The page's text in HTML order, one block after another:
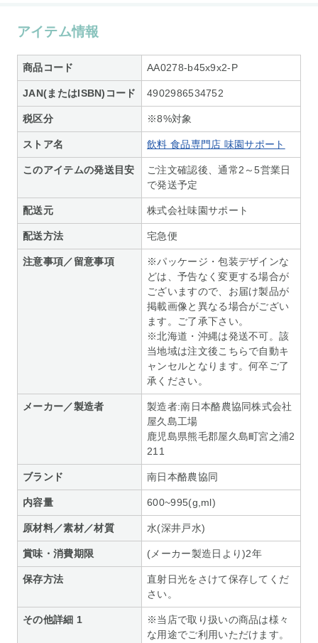
アイテム情報
商品コード AA0278-b45x9x2-P
JAN(またはISBN)コード 4902986534752
税区分 ※8%対象
ストア名 飲料 食品専門店 味園サポート
このアイテムの発送目安
ご注文確認後、通常2～5営業日
で発送予定
配送元 株式会社味園サポート
配送方法 宅急便
注意事項／留意事項
※パッケージ・包装デザインな
どは、予告なく変更する場合が
ございますので、お届け製品が
掲載画像と異なる場合がござい
ます。ご了承下さい。
※北海道・沖縄は発送不可。該
当地域は注文後こちらで自動キ
ャンセルとなります。何卒ご了
承ください。
メーカー／製造者
製造者:南日本酪農協同株式会社
屋久島工場
鹿児島県熊毛郡屋久島町宮之浦2
211
ブランド 南日本酪農協同
内容量 600~995(g,ml)
原材料／素材／材質 水(深井戸水)
賞味・消費期限 (メーカー製造日より)2年
保存方法
直射日光をさけて保存してくだ
さい。
その他詳細 1
※当店で取り扱いの商品は様々
な用途でご利用いただけます。